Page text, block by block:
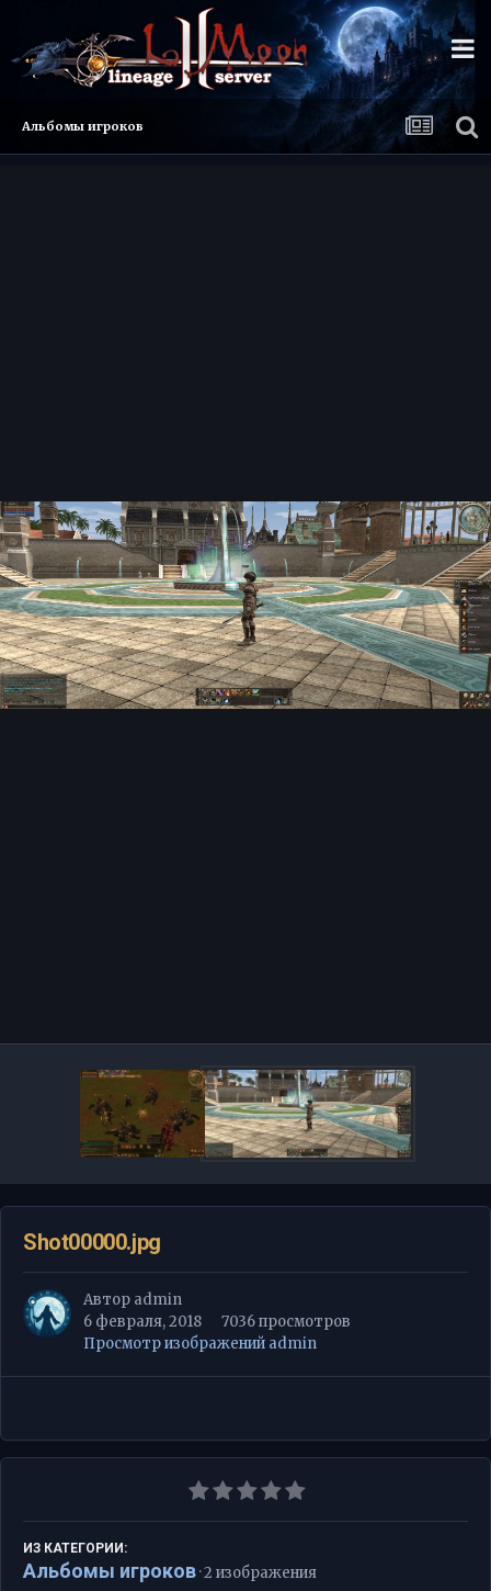
Альбомы игроков
Shot00000.jpg
Автор admin
6 февраля, 2018
7036 просмотров
Просмотр изображений admin
ИЗ КАТЕГОРИИ:
Альбомы игроков· 2 изображения